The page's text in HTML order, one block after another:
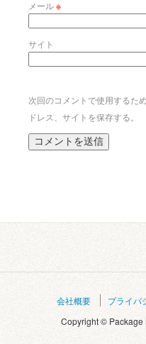
メール※
サイト
次回のコメントで使用するた
ドレス、サイトを保存する。
会社概要 プライバ
Copyright © Package